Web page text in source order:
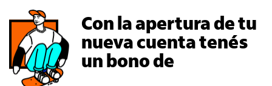
Con la apertura de tu
nueva cuenta tenés
un bono de